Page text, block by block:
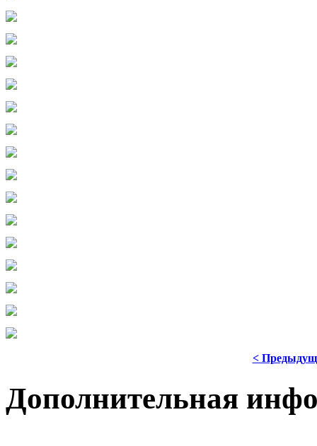
<
Дополнительная